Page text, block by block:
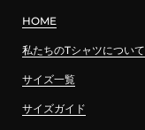
HOME
私たちのTシャツについて
サイズ一覧
サイズガイド